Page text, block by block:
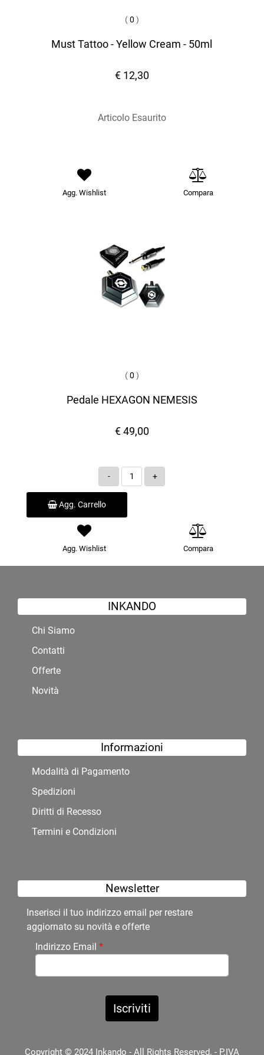
(0 )
Must Tattoo - Yellow Cream - 50ml
€ 12,30
Articolo Esaurito
Agg. Wishlist Compara
(0 )
Pedale HEXAGON NEMESIS
€ 49,00
Quantità
Agg. Carrello
Agg. Wishlist Compara
INKANDO
Chi Siamo
Contatti
Offerte
Novità
Informazioni
Modalità di Pagamento
Spedizioni
Diritti di Recesso
Termini e Condizioni
Newsletter
Inserisci il tuo indirizzo email per restare
aggiornato su novità e offerte
Indirizzo Email *
Copyright © 2024 Inkando - All Rights Reserved. - P.IVA